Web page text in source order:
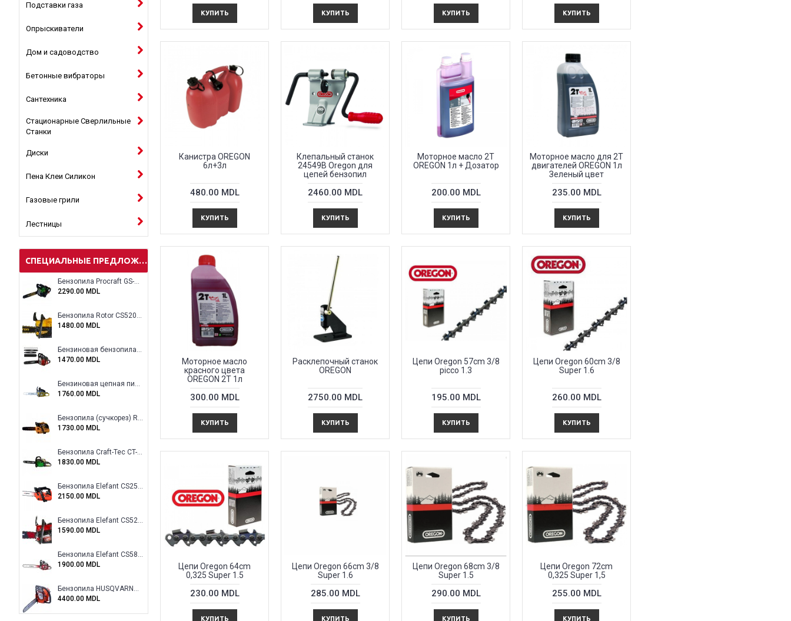
Подставки газа
Опрыскиватели
Дом и садоводство
Бетонные вибраторы
Сантехника
Стационарные Сверлильные
Станки
Диски
Пена Клеи Силикон
Газовые грили
Лестницы
СПЕЦИАЛЬНЫЕ ПРЕДЛОЖЕНИЯ
Бензопила Procraft GS-58X
2290.00 MDL
Бензопила Rotor CS5200A
1480.00 MDL
Бензиновая бензопила ELEFANT EM-5.5
1470.00 MDL
Бензиновая цепная пила Eltos E-5200
1760.00 MDL
Бензопила (сучкорез) Rotor RCS3000
1730.00 MDL
Бензопила Craft-Tec CT-5000
1830.00 MDL
Бензопила Elefant CS2500
2150.00 MDL
Бензопила Elefant CS5200
1590.00 MDL
Бензопила Elefant CS5800E
1900.00 MDL
Бензопила HUSQVARNA mark 120
4400.00 MDL
КУПИТЬ КУПИТЬ КУПИТЬ КУПИТЬ
Канистра OREGON
6л+3л
480.00 MDL
КУПИТЬ
Клепальный станок
24549B Oregon для
цепей бензопил
2460.00 MDL
КУПИТЬ
Моторное масло 2T
OREGON 1л + Дозатор
200.00 MDL
КУПИТЬ
Моторное масло для 2Т
двигателей OREGON 1л
Зеленый цвет
235.00 MDL
КУПИТЬ
Моторное масло
красного цвета
OREGON 2T 1л
300.00 MDL
КУПИТЬ
Расклепочный станок
OREGON
2750.00 MDL
КУПИТЬ
Цепи Oregon 57cm 3/8
picco 1.3
195.00 MDL
КУПИТЬ
Цепи Oregon 60cm 3/8
Super 1.6
260.00 MDL
КУПИТЬ
Цепи Oregon 64cm
0,325 Super 1.5
230.00 MDL
КУПИТЬ
Цепи Oregon 66cm 3/8
Super 1.6
285.00 MDL
КУПИТЬ
Цепи Oregon 68cm 3/8
Super 1.5
290.00 MDL
КУПИТЬ
Цепи Oregon 72cm
0,325 Super 1,5
255.00 MDL
КУПИТЬ